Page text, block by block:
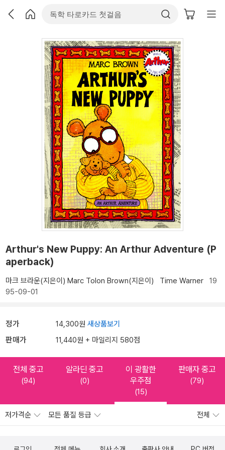
Arthur's New Puppy: An Arthur Adventure (P
aperback)
마크 브라운(지은이) Marc Tolon Brown(지은이) Time Warner 19
95-09-01
정가 14,300원 새상품보기
판매가 11,440원 + 마일리지 580점
전체 중고
(94)
알라딘 중고
(0)
이 광활한
우주점
(15)
판매자 중고
(79)
저가격순 모든 품질 등급 전체